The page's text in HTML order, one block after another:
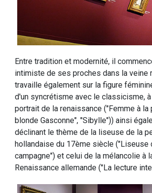
Entre tradition et modernité, il
intimiste de ses proches dans la veine
travaille également sur la figure
d'un syncrétisme avec le classicisme,
portrait de la renaissance ("Femme à la
blonde Gasconne", "Sibylle")) ainsi
déclinant le thème de la liseuse de la
hollandaise du 17ème siècle ("Liseuse
campagne") et celui de la mélancolie à
Renaissance allemande ("La lecture